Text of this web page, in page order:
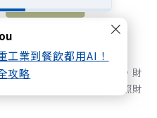
工業到餐飲都用AI！
攻略
人風險意識迎來黃金交叉。財
，宣告台灣正式步入「長照財